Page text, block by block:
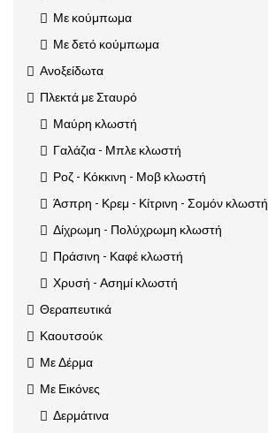
Με κούμπωμα
Με δετό κούμπωμα
Ανοξείδωτα
Πλεκτά με Σταυρό
Μαύρη κλωστή
Γαλάζια - Μπλε κλωστή
Ροζ - Κόκκινη - Μοβ κλωστή
Άσπρη - Κρεμ - Κίτρινη - Σομόν κλωστή
Δίχρωμη - Πολύχρωμη κλωστή
Πράσινη - Καφέ κλωστή
Χρυσή - Ασημί κλωστή
Θεραπευτικά
Καουτσούκ
Με Δέρμα
Με Εικόνες
Δερμάτινα